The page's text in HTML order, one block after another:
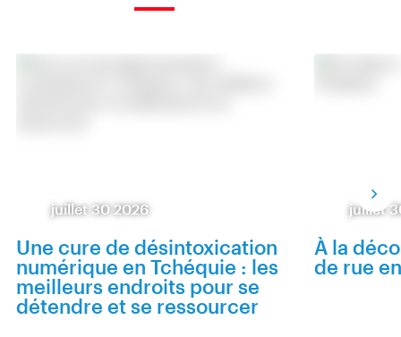
juillet 30 2026
Une cure de désintoxication
numérique en Tchéquie : les
meilleurs endroits pour se
détendre et se ressourcer
juillet
À la
de rue